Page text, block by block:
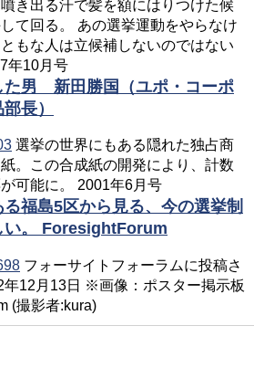
き出る汗で髪を額にはりつけた候
て回る。 あの選挙運動をやらなけ
もな人は立候補しないのではない
年10月号
た男 新田勝国（ユポ・コーポ
長）
選挙の世界にもある隠れた独占商
。この合成紙の開発により、計数
可能に。 2001年6月号
福島5区から見る、今の選挙制
い。 ForesightForum
フォーサイトフォーラムに投稿さ
年12月13日 ※画像：ポスター掲示板
(撮影者:kura)